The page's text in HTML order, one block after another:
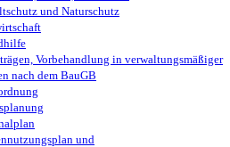
und Naturschutz
Vorbehandlung in verwaltungsmäßiger
nach dem BauGB
und